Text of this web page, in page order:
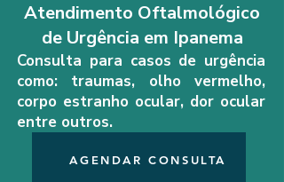
Atendimento Oftalmológico
de Urgência em Ipanema
Consulta para casos de urgência
como: traumas, olho vermelho,
corpo estranho ocular, dor ocular
entre outros.
AGENDAR CONSULTA